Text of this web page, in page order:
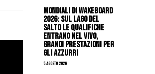
Mondiali di Wakeboard
2026: sul Lago del
Salto le qualifiche
entrano nel vivo,
grandi prestazioni per
gli azzurri
5 Agosto 2026